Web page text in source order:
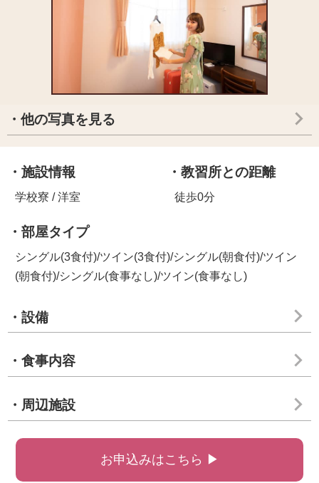
・他の写真を見る
・施設情報
学校寮 / 洋室
・教習所との距離
徒歩0分
・部屋タイプ
シングル(3食付)/ツイン(3食付)/シングル(朝食付)/ツイン
(朝食付)/シングル(食事なし)/ツイン(食事なし)
・設備
・食事内容
・周辺施設
お申込みはこちら ▶